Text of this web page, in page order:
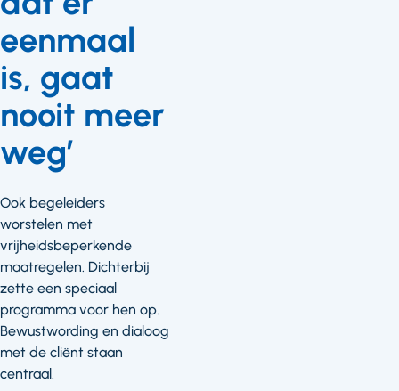
eenmaal
is, gaat
nooit meer
weg’
Ook begeleiders
worstelen met
vrijheidsbeperkende
maatregelen. Dichterbij
zette een speciaal
programma voor hen op.
Bewustwording en dialoog
met de cliënt staan
centraal.